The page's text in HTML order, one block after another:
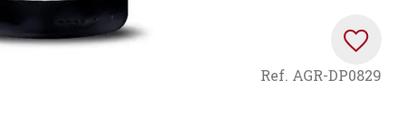
Ref. AGR-DP0829